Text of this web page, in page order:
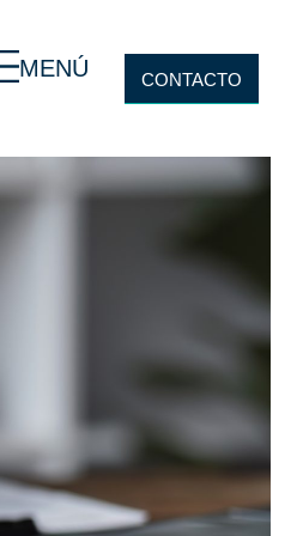
MENÚ CONTACTO